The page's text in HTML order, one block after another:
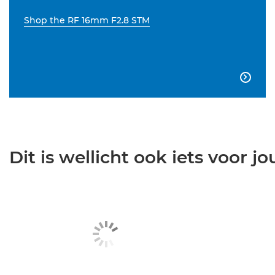
Shop the RF 16mm F2.8 STM

Dit is wellicht ook iets voor